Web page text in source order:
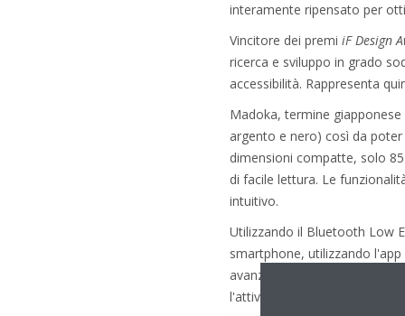
interamente ripensato per
Vincitore dei premi iF Design
ricerca e sviluppo in grado
accessibilità. Rappresenta
Madoka, termine
argento e nero) così da
dimensioni compatte, solo
di facile lettura. Le
intuitivo.
Utilizzando il Bluetooth Low
smartphone, utilizzando l'app
avanzata dei parametri,
l'attivazione delle funzioni di